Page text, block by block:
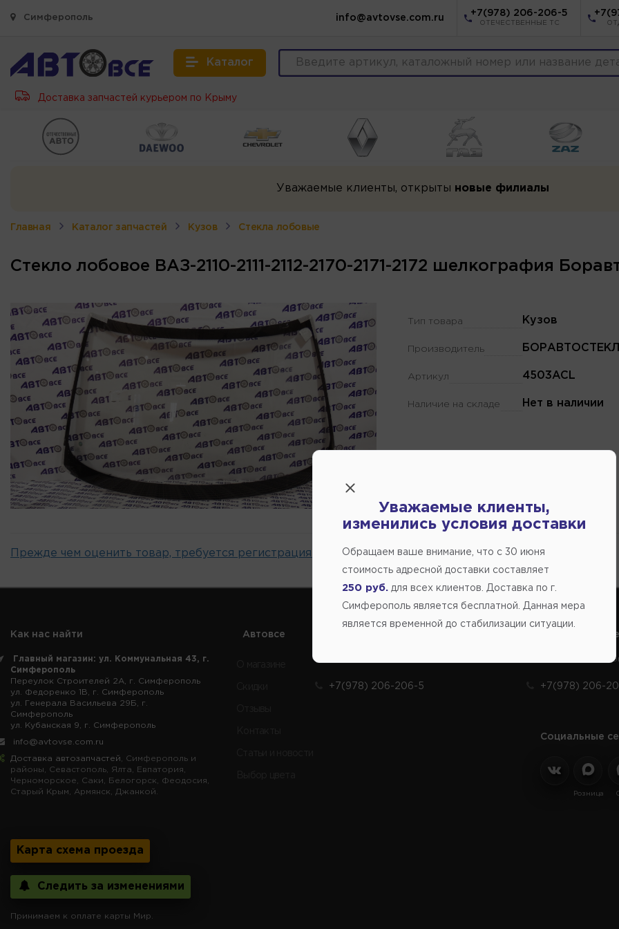
Симферополь info@avtovse.com.ru
+7(978) 206-206-5
ОТЕЧЕСТВЕННЫЕ ТС
Каталог
Доставка запчастей курьером по Крыму
Уважаемые клиенты, открыты новые филиалы
Главная Каталог запчастей Кузов Стекла лобовые
Стекло лобовое ВАЗ-2110-2111-2112-2170-2171-2172 шелкография
Тип товара Кузов
Производитель
Артикул 4503ACL
Наличие на складе Нет в наличии
Прежде чем оценить товар, требуется регистрация на сайте.
Как нас найти
Главный магазин: ул. Коммунальная 43, г.
Симферополь
Переулок Строителей 2А, г. Симферополь
ул. Федоренко 1В, г. Симферополь
ул. Генерала Васильева 29Б, г.
Симферополь
ул. Кубанская 9, г. Симферополь
info@avtovse.com.ru
Доставка автозапчастей , Симферополь и
районы, Севастополь, Ялта, Евпатория,
Черноморское, Саки, Белогорск, Феодосия,
Старый Крым, Армянск, Джанкой.
Карта схема проезда
Следить за изменениями
Принимаем к оплате карты Мир.
Автовсе
+7(978) 206-206-5
Справочный
Заказ шин,
+7(978) 206-
Социальные
Розница
Уважаемые клиенты,
изменились условия доставки
Обращаем ваше внимание, что c 30 июня
стоимость адресной доставки составляет
250 руб. для всех клиентов. Доставка по г.
Симферополь является бесплатной. Данная мера
является временной до стабилизации ситуации.